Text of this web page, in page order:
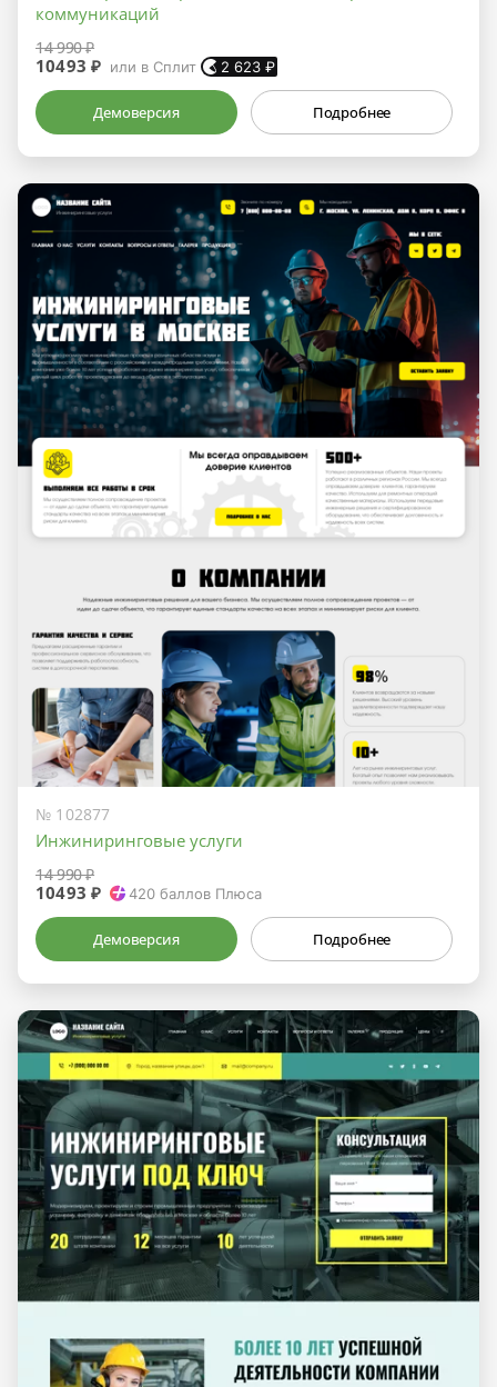
коммуникаций
14 990 ₽
10493 ₽ или в Сплит 2 623 ₽
Демоверсия Подробнее
№ 102877
Инжиниринговые услуги
14 990 ₽
10493 ₽ 420 баллов Плюса
Демоверсия Подробнее